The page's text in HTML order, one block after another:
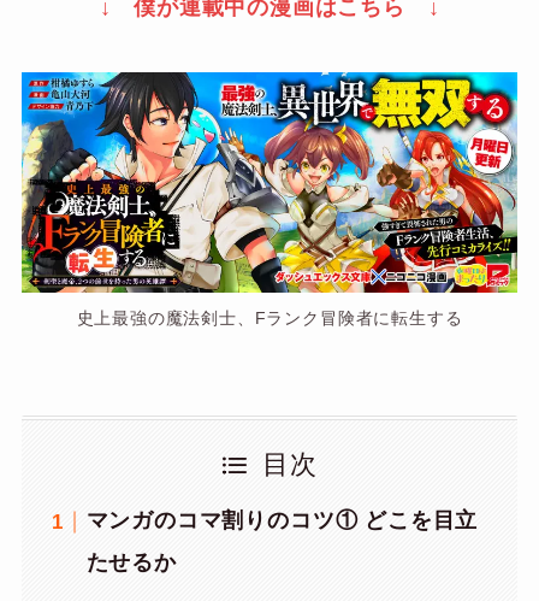
↓ 僕が連載中の漫画はこちら ↓
史上最強の魔法剣士、Fランク冒険者に転生する
目次
マンガのコマ割りのコツ① どこを目立
たせるか